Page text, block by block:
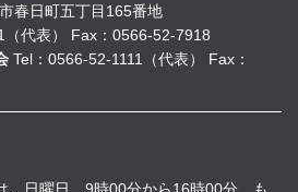
春日町五丁目165番地
代表）
Fax：0566-52-7918
Tel：0566-52-1111（代表）
Fax：